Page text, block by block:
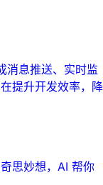
消息推送、实时监
提升开发效率，降
思妙想，AI 帮你